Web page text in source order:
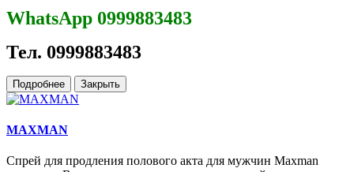
WhatsApp 0999883483
Тел. 0999883483
Подробнее Закрыть
MAXMAN
Спрей для продления полового акта для мужчин Maxman